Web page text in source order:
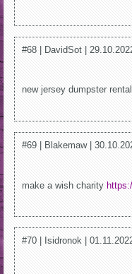
#68 | DavidSot |
new jersey dumpster rental
#69 | Blakemaw |
make a wish charity
#70 | Isidronok |